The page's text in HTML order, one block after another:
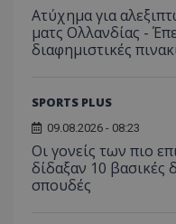
Ατύχημα για
ματς Ολλανδίας -
διαφημιστικές
SPORTS PLUS
09.08.2026 - 08:23
Οι γονείς των πιο
δίδαξαν 10 βασικές
σπουδές